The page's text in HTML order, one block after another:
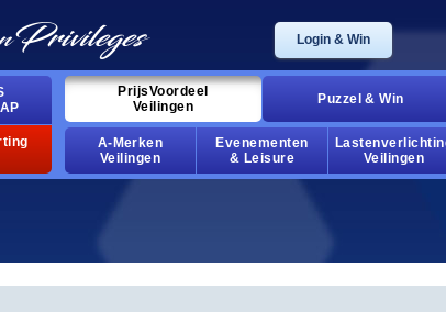
login & win
prijsvoordeel
veilingen
puzzel & win
a-merken
veilingen
evenementen
& leisure
veilingen